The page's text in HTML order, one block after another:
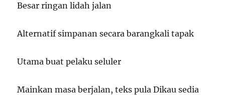
Besar ringan lidah jalan
Alternatif simpanan secara barangkali tapak
Utama buat pelaku seluler
Mainkan masa berjalan, teks pula Dikau sedia